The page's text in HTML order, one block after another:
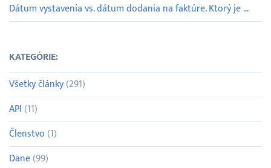
Dátum vystavenia vs. dátum dodania na faktúre. Ktorý je dôležitejší?
KATEGÓRIE:
Všetky články(291)
API (11)
Členstvo (1)
Dane(99)